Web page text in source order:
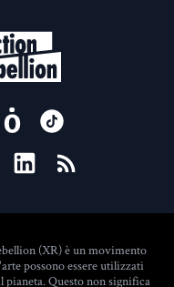
ON
(XR) è un movimento
possono essere utilizzati
pianeta. Questo non significa